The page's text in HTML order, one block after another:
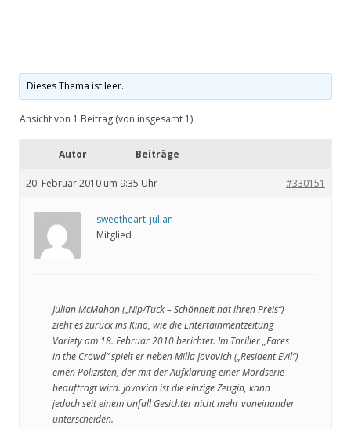
Dieses Thema ist leer.
Ansicht von 1 Beitrag (von insgesamt 1)
Autor Beiträge
20. Februar 2010 um 9:35 Uhr #330151
sweetheart_julian
Mitglied
Julian McMahon („Nip/Tuck – Schönheit hat ihren Preis“)
zieht es zurück ins Kino, wie die Entertainmentzeitung
Variety am 18. Februar 2010 berichtet. Im Thriller „Faces
in the Crowd“ spielt er neben Milla Jovovich („Resident Evil“)
einen Polizisten, der mit der Aufklärung einer Mordserie
beauftragt wird. Jovovich ist die einzige Zeugin, kann
jedoch seit einem Unfall Gesichter nicht mehr voneinander
unterscheiden.